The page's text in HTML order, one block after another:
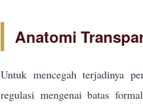
Anatomi
Untuk mencegah terjadinya
regulasi mengenai batas